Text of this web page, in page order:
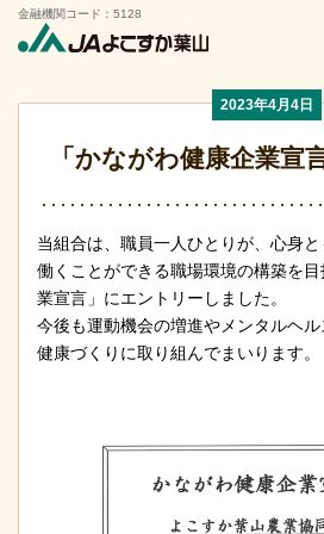
金融機関コード：5128
2023年4月4日
「かながわ健康企業宣
当組合は、職員一人ひとりが、心身
働くことができる職場環境の構築を
業宣言」にエントリーしました。
今後も運動機会の増進やメンタルヘル
健康づくりに取り組んでまいります。